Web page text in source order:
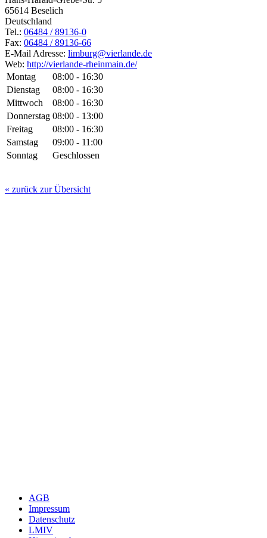
65614 Beselich
Deutschland
Tel.: 06484 / 89136-0
Fax: 06484 / 89136-66
E-Mail Adresse: limburg@vierlande.de
Web: http://vierlande-rheinmain.de/
Montag
08:00 - 16:30
Dienstag
08:00 - 16:30
Mittwoch
08:00 - 16:30
Donnerstag 08:00 - 13:00
Freitag
08:00 - 16:30
Samstag
09:00 - 11:00
Sonntag
Geschlossen
« zurück zur Übersicht
AGB
Impressum
Datenschutz
LMIV